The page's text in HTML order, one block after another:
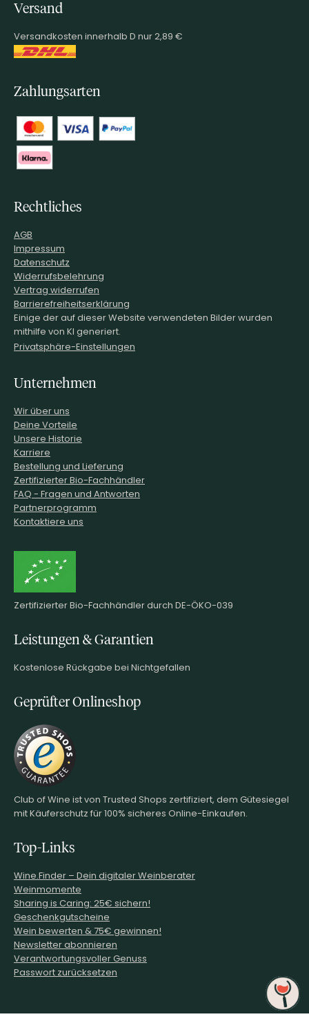
Versand
Versandkosten innerhalb D nur 2,89 €
Zahlungsarten
Rechtliches
AGB
Impressum
Datenschutz
Widerrufsbelehrung
Vertrag widerrufen
Barrierefreiheitserklärung
Einige der auf dieser Website verwendeten Bilder wurden
mithilfe von KI generiert.
Privatsphäre-Einstellungen
Unternehmen
Wir über uns
Deine Vorteile
Unsere Historie
Karriere
Bestellung und Lieferung
Zertifizierter Bio-Fachhändler
FAQ - Fragen und Antworten
Partnerprogramm
Kontaktiere uns
Zertifizierter Bio-Fachhändler durch DE-ÖKO-039
Leistungen & Garantien
Kostenlose Rückgabe bei Nichtgefallen
Geprüfter Onlineshop
Club of Wine ist von Trusted Shops zertifiziert, dem Gütesiegel
mit Käuferschutz für 100% sicheres Online-Einkaufen.
Top-Links
Wine.Finder – Dein digitaler Weinberater
Weinmomente
Sharing is Caring: 25€ sichern!
Geschenkgutscheine
Wein bewerten & 75€ gewinnen!
Newsletter abonnieren
Verantwortungsvoller Genuss
Passwort zurücksetzen